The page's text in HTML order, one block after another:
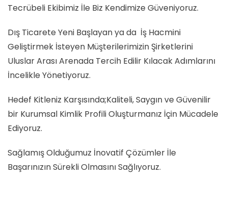
Tecrübeli Ekibimiz İle Biz Kendimize Güveniyoruz.
Dış Ticarete Yeni Başlayan ya da İş Hacmini
Geliştirmek İsteyen Müşterilerimizin Şirketlerini
Uluslar Arası Arenada Tercih Edilir Kılacak Adımlarını
İncelikle Yönetiyoruz.
Hedef Kitleniz Karşısında;Kaliteli, Saygın ve Güvenilir
bir Kurumsal Kimlik Profili Oluşturmanız İçin Mücadele
Ediyoruz.
Sağlamış Olduğumuz İnovatif Çözümler İle
Başarınızın Sürekli Olmasını Sağlıyoruz.